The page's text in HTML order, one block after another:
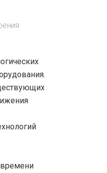
времени